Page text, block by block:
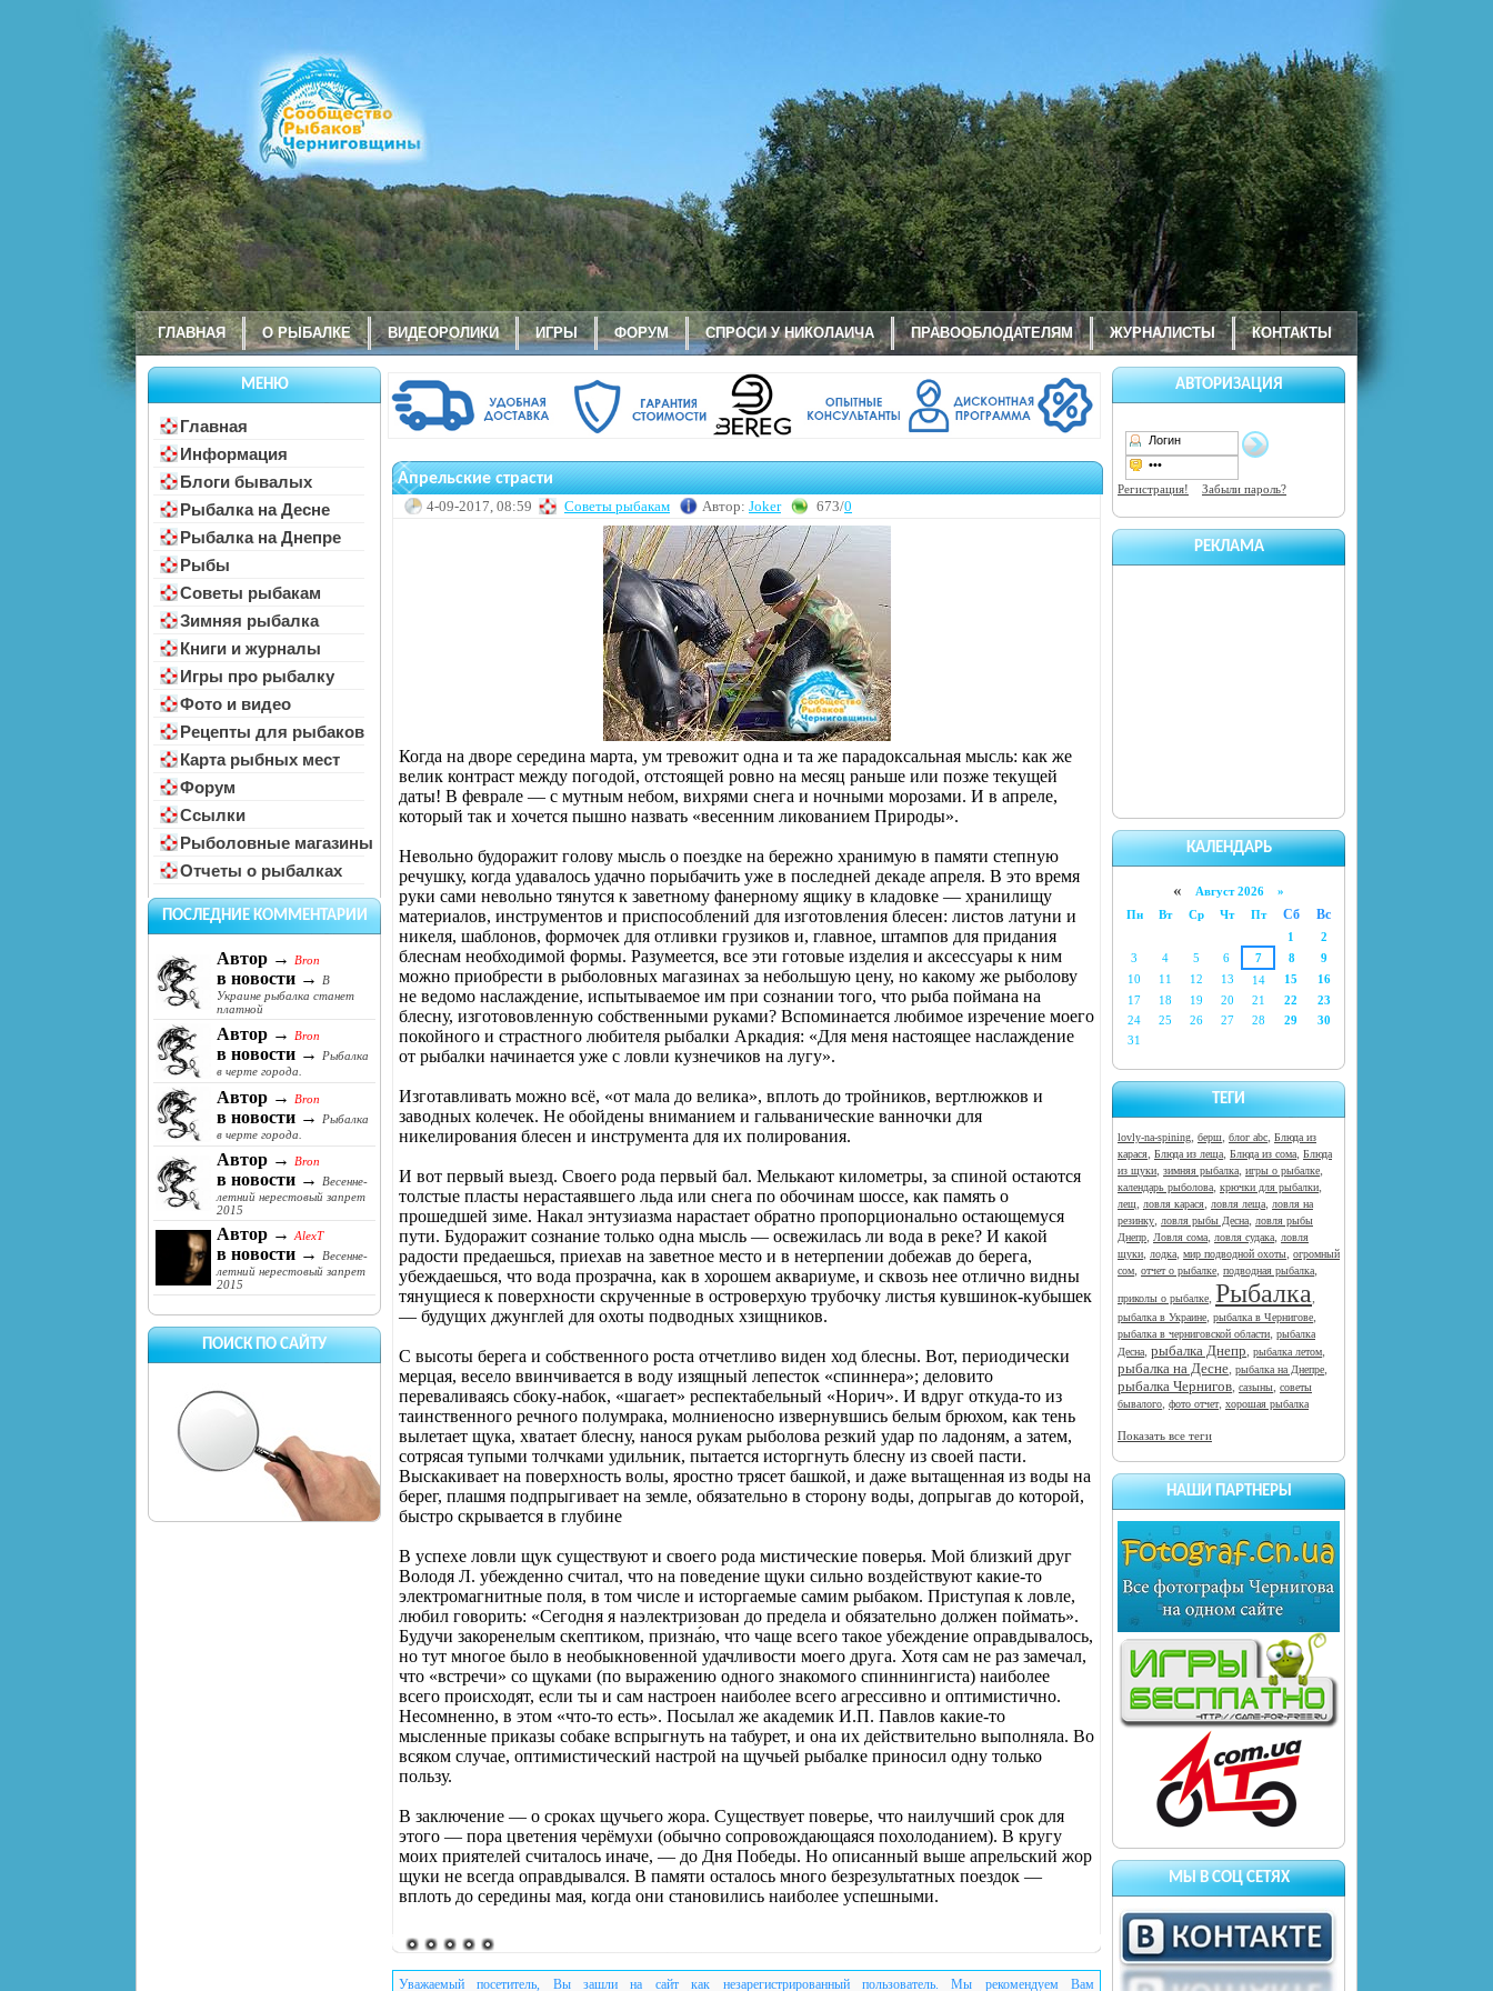
ГЛАВНАЯ О РЫБАЛКЕ ВИДЕОРОЛИКИ ИГРЫ ФОРУМ СПРОСИ У НИКОЛАИЧА ПРАВООБЛОДАТЕЛЯМ ЖУРНАЛИСТЫ КОНТАКТЫ
МЕНЮ
Главная
Информация
Блоги бывалых
Рыбалка на Десне
Рыбалка на Днепре
Рыбы
Советы рыбакам
Зимняя рыбалка
Книги и журналы
Игры про рыбалку
Фото и видео
Рецепты для рыбаков
Карта рыбных мест
Форум
Ссылки
Рыболовные магазины
Отчеты о рыбалках
ПОСЛЕДНИЕ КОММЕНТАРИИ
Автор → Bron
в новости →
В
Украине рыбалка станет
платной
Автор → Bron
в новости →
Рыбалка
в черте города.
Автор → Bron
в новости →
Рыбалка
в черте города.
Автор → Bron
в новости →
Весенне-
летний нерестовый запрет
2015
Автор → AlexT
в новости →
Весенне-
летний нерестовый запрет
2015
ПОИСК ПО САЙТУ
АВТОРИЗАЦИЯ
Регистрация! Забыли пароль?
РЕКЛАМА
КАЛЕНДАРЬ
« Август 2026 »
Пн
Вт Ср Чт Пт Сб Вс
1
2
3
4 5 6 7 8
9
10
11 12 13 14 15
16
17
18 19 20 21 22
23
24
25 26 27 28 29
30
31
ТЕГИ
lovly-na-spining, берш, блог abc, Блюда из
карася, Блюда из леща, Блюда из сома, Блюда
из щуки, зимняя рыбалка, игры о рыбалке,
календарь рыболова, крючки для рыбалки,
лещ, ловля карася, ловля леща, ловля на
резинку, ловля рыбы Десна, ловля рыбы
Днепр, Ловля сома, ловля судака, ловля
щуки, лодка, мир подводной охоты, огромный
сом, отчет о рыбалке, подводная рыбалка,
приколы о рыбалке, Рыбалка,
рыбалка в Украине, рыбалка в Чернигове,
рыбалка в черниговской области, рыбалка
Десна, рыбалка Днепр, рыбалка летом,
рыбалка на Десне, рыбалка на Днепре,
рыбалка Чернигов, сазыны, советы
бывалого, фото отчет, хорошая рыбалка
Показать все теги
НАШИ ПАРТНЕРЫ
МЫ В СОЦ СЕТЯХ
Апрельские страсти
4-09-2017, 08:59 Советы рыбакам Автор: Joker 673/0
Когда на дворе середина марта, ум тревожит одна и та же парадоксальная мысль: как же
велик контраст между погодой, отстоящей ровно на месяц раньше или позже текущей
даты! В феврале — с мутным небом, вихрями снега и ночными морозами. И в апреле,
который так и хочется пышно назвать «весенним ликованием Природы».
Невольно будоражит голову мысль о поездке на бережно хранимую в памяти степную
речушку, когда удавалось удачно порыбачить уже в последней декаде апреля. В это время
руки сами невольно тянутся к заветному фанерному ящику в кладовке — хранилищу
материалов, инструментов и приспособлений для изготовления блесен: листов латуни и
никеля, шаблонов, формочек для отливки грузиков и, главное, штампов для придания
блеснам необходимой формы. Разумеется, все эти готовые изделия и аксессуары к ним
можно приобрести в рыболовных магазинах за небольшую цену, но какому же рыболову
не ведомо наслаждение, испытываемое им при сознании того, что рыба поймана на
блесну, изготововленную собственными руками? Вспоминается любимое изречение моего
покойного и страстного любителя рыбалки Аркадия: «Для меня настоящее наслаждение
от рыбалки начинается уже с ловли кузнечиков на лугу».
Изготавливать можно всё, «от мала до велика», вплоть до тройников, вертлюжков и
заводных колечек. Не обойдены вниманием и гальванические ванночки для
никелирования блесен и инструмента для их полирования.
И вот первый выезд. Своего рода первый бал. Мелькают километры, за спиной остаются
толстые пласты нерастаявшего льда или снега по обочинам шоссе, как память о
прошедшей зиме. Накал энтузиазма нарастает обратно пропорционально остающемуся
пути. Будоражит сознание только одна мысль — освежилась ли вода в реке? И какой
радости предаешься, приехав на заветное место и в нетерпении добежав до берега,
убеждаешься, что вода прозрачна, как в хорошем аквариуме, и сквозь нее отлично видны
тянущиеся к поверхности скрученные в островерхую трубочку листья кувшинок-кубышек
— будущих джунглей для охоты подводных хзищников.
С высоты берега и собственного роста отчетливо виден ход блесны. Вот, периодически
мерцая, весело ввинчивается в воду изящный лепесток «спиннера»; деловито
переваливаясь сбоку-набок, «шагает» респектабельный «Норич». И вдруг откуда-то из
таинственного речного полумрака, молниеносно извернувшись белым брюхом, как тень
вылетает щука, хватает блесну, нанося рукам рыболова резкий удар по ладоням, а затем,
сотрясая тупыми толчками удильник, пытается исторгнуть блесну из своей пасти.
Выскакивает на поверхность волы, яростно трясет башкой, и даже вытащенная из воды на
берег, плашмя подпрыгивает на земле, обязательно в сторону воды, допрыгав до которой,
быстро скрывается в глубине
В успехе ловли щук существуют и своего рода мистические поверья. Мой близкий друг
Володя Л. убежденно считал, что на поведение щуки сильно воздействуют какие-то
электромагнитные поля, в том числе и исторгаемые самим рыбаком. Приступая к ловле,
любил говорить: «Сегодня я наэлектризован до предела и обязательно должен поймать».
Будучи закоренелым скептиком, призна́ю, что чаще всего такое убеждение оправдывалось,
но тут многое было в необыкновенной удачливости моего друга. Хотя сам не раз замечал,
что «встречи» со щуками (по выражению одного знакомого спиннингиста) наиболее
всего происходят, если ты и сам настроен наиболее всего агрессивно и оптимистично.
Несомненно, в этом «что-то есть». Посылал же академик И.П. Павлов какие-то
мысленные приказы собаке вспрыгнуть на табурет, и она их действительно выполняла. Во
всяком случае, оптимистический настрой на щучьей рыбалке приносил одну только
пользу.
В заключение — о сроках щучьего жора. Существует поверье, что наилучший срок для
этого — пора цветения черёмухи (обычно сопровождающаяся похолоданием). В кругу
моих приятелей считалось иначе, — до Дня Победы. Но описанный выше апрельский жор
щуки не всегда оправдывался. В памяти осталось много безрезультатных поездок —
вплоть до середины мая, когда они становились наиболее успешными.
Уважаемый посетитель, Вы зашли на сайт как незарегистрированный пользователь. Мы рекомендуем Вам